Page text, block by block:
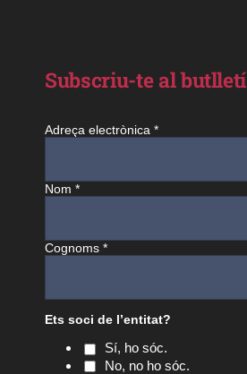
Subscriu-te al butlletí
Adreça electrònica *
Nom *
Cognoms *
Ets soci de l’entitat?
Sí, ho sóc.
No, no ho sóc.